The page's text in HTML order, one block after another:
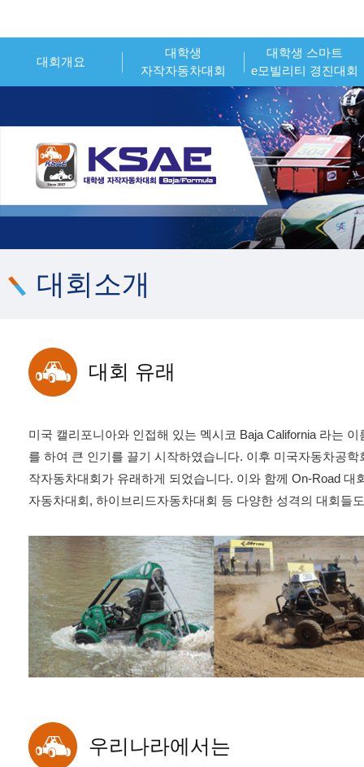
대회개요
대회소개
시상내역
조직위원회
대회 운영 오피셜
대학생
자작자동차대회
대회일정
참가신청
시상내역
대학생 스마트
e모빌리티 경진대회
대회개요
대회일정
참가신청
시상내역
참가팀 엔트리
대회소개
대회 유래
미국 캘리포니아와 인접해 있는 멕시코 Baja California 라는
를 하여 큰 인기를 끌기 시작하였습니다. 이후 미국자동차공
작자동차대회가 유래하게 되었습니다. 이와 함께 On-Road
자동차대회, 하이브리드자동차대회 등 다양한 성격의 대회들
우리나라에서는